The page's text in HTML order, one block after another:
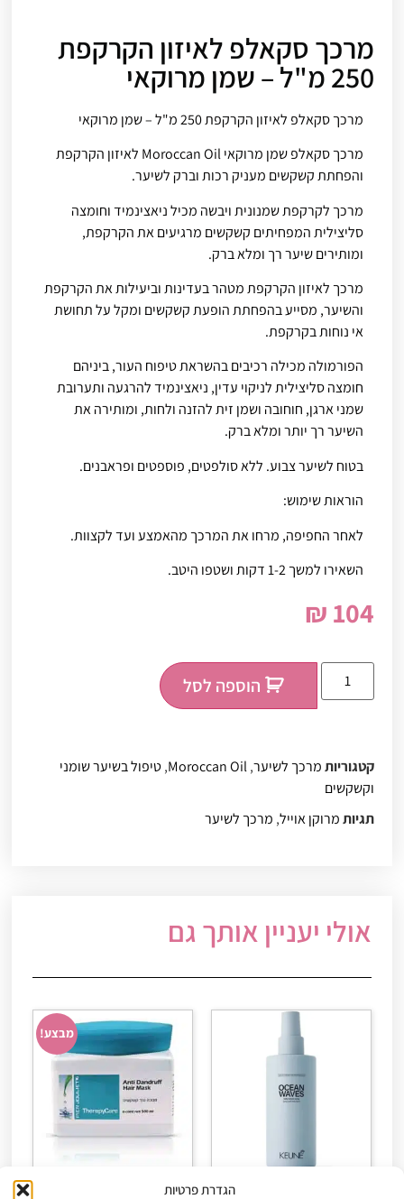
הגדרת פרטיות
מרכך סקאלפ לאיזון הקרקפת
250 מ"ל – שמן מרוקאי
מרכך סקאלפ לאיזון הקרקפת 250 מ"ל – שמן מרוקאי
מרכך סקאלפ שמן מרוקאי Moroccan Oil לאיזון הקרקפת
והפחתת קשקשים מעניק רכות וברק לשיער.
מרכך לקרקפת שמנונית ויבשה מכיל ניאצינמיד וחומצה
סליצילית המפחיתים קשקשים מרגיעים את הקרקפת,
ומותירים שיער רך ומלא ברק.
מרכך לאיזון הקרקפת מטהר בעדינות וביעילות את הקרקפת
והשיער, מסייע בהפחתת הופעת קשקשים ומקל על תחושת
אי נוחות בקרקפת.
הפורמולה מכילה רכיבים בהשראת טיפוח העור, ביניהם
חומצה סליצילית לניקוי עדין, ניאצינמיד להרגעה ותערובת
שמני ארגן, חוחובה ושמן זית להזנה ולחות, ומותירה את
השיער רך יותר ומלא ברק.
בטוח לשיער צבוע. ללא סולפטים, פוספטים ופראבנים.
הוראות שימוש:
לאחר החפיפה, מרחו את המרכך מהאמצע ועד לקצוות.
השאירו למשך 1-2 דקות ושטפו היטב.
₪ 104
הוספה לסל
קטגוריותמרכך לשיער,
Moroccan Oil
,טיפול בשיער שומני
וקשקשים
תגיותמרוקן אוייל,מרכך לשיער
אולי יעניין אותך גם
ספריי מלח לעיצוב במראה
מבצע!